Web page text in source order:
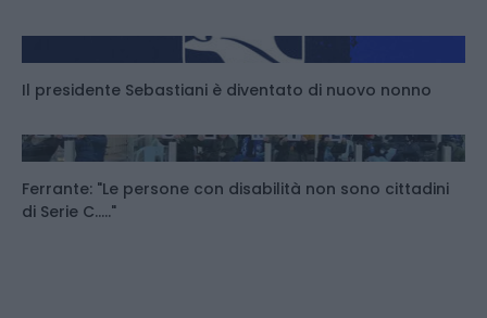
Il presidente Sebastiani è diventato di nuovo nonno
Ferrante: "Le persone con disabilità non sono cittadini
di Serie C....."